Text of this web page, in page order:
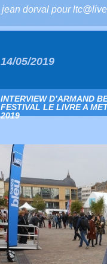
jean dorval pour ltc@live
14/05/2019
INTERVIEW D’ARMAND
FESTIVAL LE LIVRE A
2019